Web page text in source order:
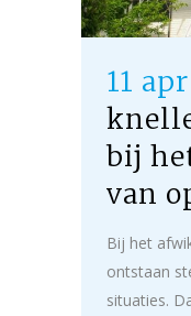
11 apr
bij
van
Bij het
ontstaan
situaties.